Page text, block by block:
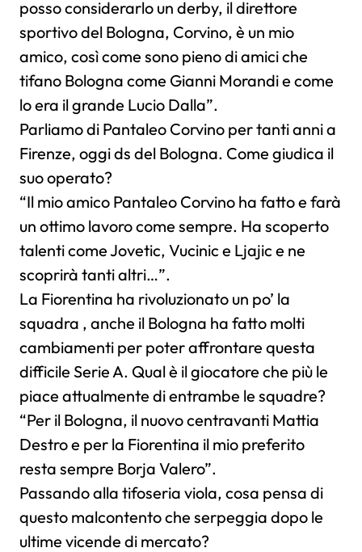
posso considerarlo un derby, il direttore
sportivo del Bologna, Corvino, è un mio
amico, così come sono pieno di amici che
tifano Bologna come Gianni Morandi e come
lo era il grande Lucio Dalla”.
Parliamo di Pantaleo Corvino per tanti anni a
Firenze, oggi ds del Bologna. Come giudica il
suo operato?
“Il mio amico Pantaleo Corvino ha fatto e farà
un ottimo lavoro come sempre. Ha scoperto
talenti come Jovetic, Vucinic e Ljajic e ne
scoprirà tanti altri…”.
La Fiorentina ha rivoluzionato un po’ la
squadra , anche il Bologna ha fatto molti
cambiamenti per poter affrontare questa
difficile Serie A. Qual è il giocatore che più le
piace attualmente di entrambe le squadre?
“Per il Bologna, il nuovo centravanti Mattia
Destro e per la Fiorentina il mio preferito
resta sempre Borja Valero”.
Passando alla tifoseria viola, cosa pensa di
questo malcontento che serpeggia dopo le
ultime vicende di mercato?